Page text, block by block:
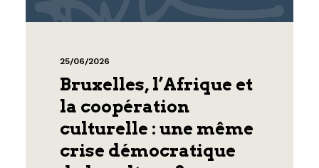
25/06/2026
Bruxelles, l’Afrique et
la coopération
culturelle : une même
crise démocratique